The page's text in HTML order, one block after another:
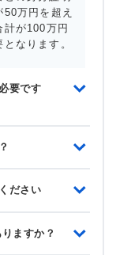
万円を超え
計が100万円
なります。
要です
ださい
ますか？